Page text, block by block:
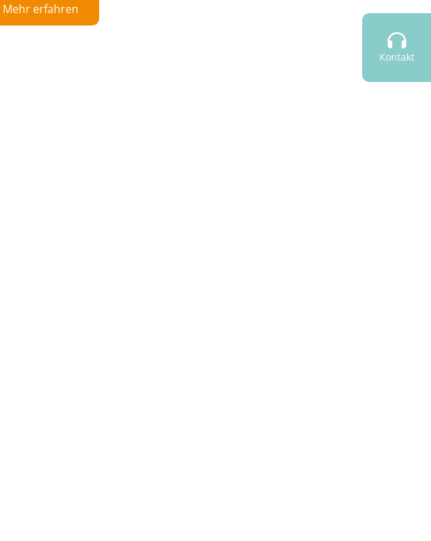
Kontakt
Mehr erfahren